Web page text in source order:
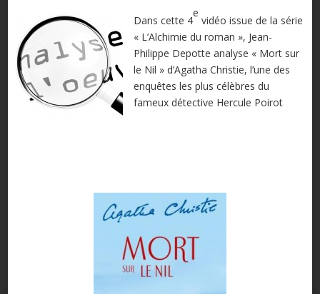
Dans cette 4
e
vidéo issue de la série
« L’Alchimie du roman », Jean-
Philippe Depotte analyse « Mort sur
le Nil » d’Agatha Christie, l’une des
enquêtes les plus célèbres du
fameux détective Hercule Poirot